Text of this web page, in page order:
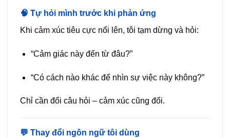
🧠 Tự hỏi mình trước khi phản ứng
Khi cảm xúc tiêu cực nổi lên, tôi tạm dừng và hỏi:
“Cảm giác này đến từ đâu?”
“Có cách nào khác để nhìn sự việc này không?”
Chỉ cần đổi câu hỏi – cảm xúc cũng đổi.
💬 Thay đổi ngôn ngữ tôi dùng